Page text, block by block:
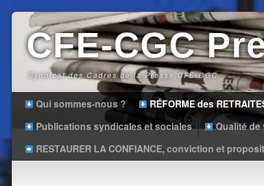
CFE-CGC
Syndicat des Cadres de la Presse CFE-CGC
Qui sommes-nous ?
RÉFORME des
Publications syndicales et sociales
Qualité de
RESTAURER LA CONFIANCE, conviction et